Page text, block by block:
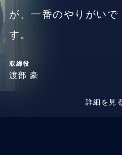
が、一番のやりがいで
す。
取締役
渡部 豪
詳細を見